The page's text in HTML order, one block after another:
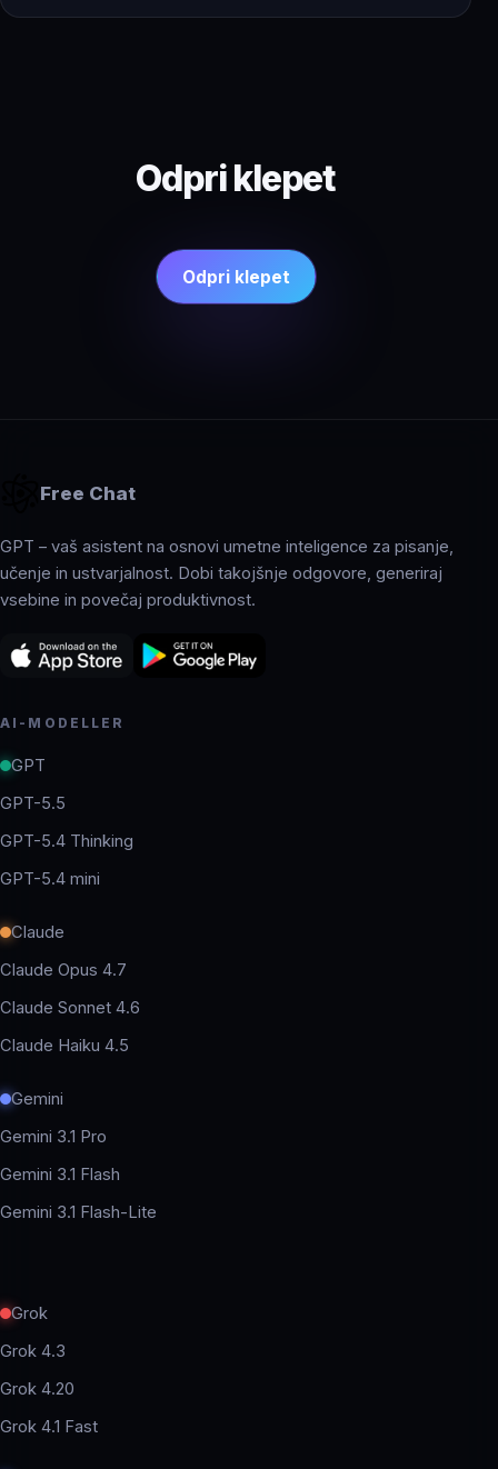
Odpri klepet
Odpri klepet
Free Chat
GPT – vaš asistent na osnovi umetne inteligence za pisanje,
učenje in ustvarjalnost. Dobi takojšnje odgovore, generiraj
vsebine in povečaj produktivnost.
AI-MODELLER
GPT
GPT-5.5
GPT-5.4 Thinking
GPT-5.4 mini
Claude
Claude Opus 4.7
Claude Sonnet 4.6
Claude Haiku 4.5
Gemini
Gemini 3.1 Pro
Gemini 3.1 Flash
Gemini 3.1 Flash-Lite
Grok
Grok 4.3
Grok 4.20
Grok 4.1 Fast